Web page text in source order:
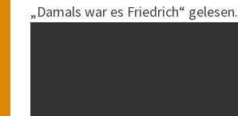
„Damals war es Friedrich“ gelesen.